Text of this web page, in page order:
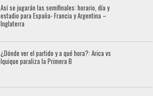
Así se jugarán las semifinales: horario, día y
estadio para España- Francia y Argentina –
Inglaterra
¿Dónde ver el partido y a qué hora?: Arica vs
Iquique paraliza la Primera B